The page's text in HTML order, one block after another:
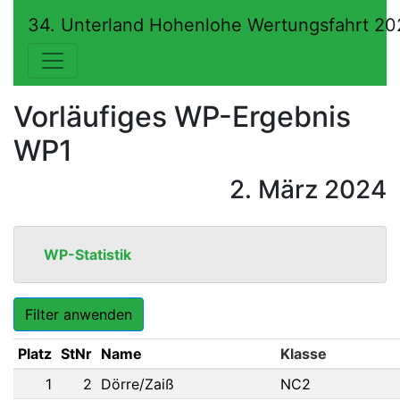
34. Unterland Hohenlohe Wertungsfahrt
Vorläufiges WP-Ergebnis
WP1
2. März 2024
WP-Statistik
Filter anwenden
Platz StNr Name
1
2 Dörre/Zaiß
NC2